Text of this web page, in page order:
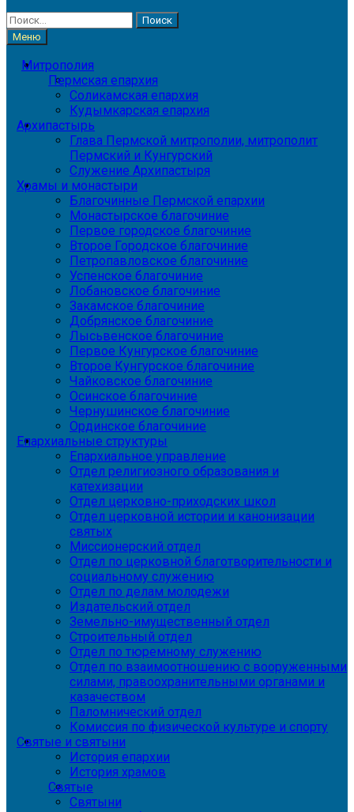
Найти:
Меню
Митрополия
Пермская епархия
Соликамская епархия
Кудымкарская епархия
Архипастырь
Глава Пермской митрополии, митрополит
Пермский и Кунгурский
Служение Архипастыря
Храмы и монастыри
Благочинные Пермской епархии
Монастырское благочиние
Первое городское благочиние
Второе Городское благочиние
Петропавловское благочиние
Успенское благочиние
Лобановское благочиние
Закамское благочиние
Добрянское благочиние
Лысьвенское благочиние
Первое Кунгурское благочиние
Второе Кунгурское благочиние
Чайковское благочиние
Осинское благочиние
Чернушинское благочиние
Ординское благочиние
Епархиальные структуры
Епархиальное управление
Отдел религиозного образования и
катехизации
Отдел церковно-приходских школ
Отдел церковной истории и канонизации
святых
Миссионерский отдел
Отдел по церковной благотворительности и
социальному служению
Отдел по делам молодежи
Издательский отдел
Земельно-имущественный отдел
Строительный отдел
Отдел по тюремному служению
Отдел по взаимоотношению с вооруженными
силами, правоохранительными органами и
казачеством
Паломнический отдел
Комиссия по физической культуре и спорту
Святые и святыни
История епархии
История храмов
Святые
Святыни